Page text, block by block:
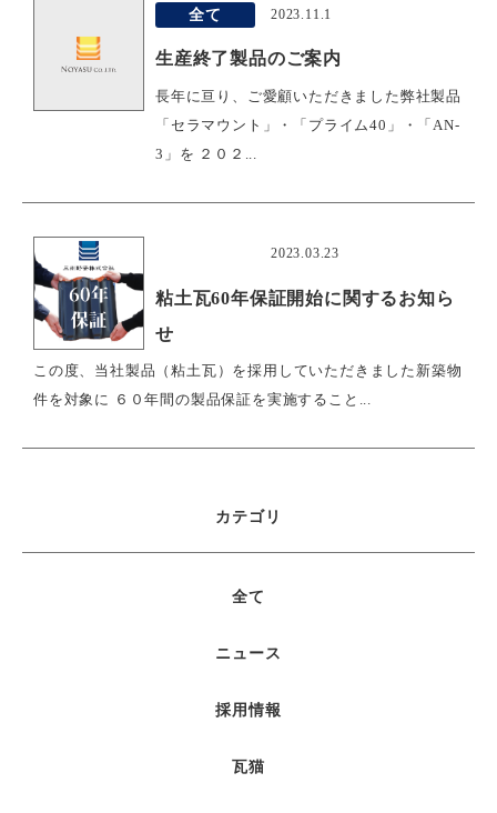
全て 2023.11.1
生産終了製品のご案内
長年に亘り、ご愛顧いただきました弊社製品
「セラマウント」・「プライム40」・「AN-
3」を ２０２...
2023.03.23
粘土瓦60年保証開始に関するお知ら
せ
この度、当社製品（粘土瓦）を採用していただきました新築物
件を対象に ６０年間の製品保証を実施すること...
カテゴリ
全て
ニュース
採用情報
瓦猫